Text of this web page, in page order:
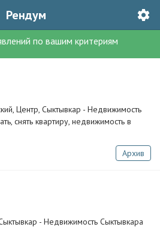
Рендум
по вашим критериям
Центр, Сыктывкар - Недвижимость
снять квартиру, недвижимость в
Архив
- Недвижимость Сыктывкара